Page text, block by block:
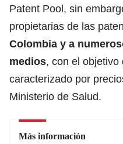
Patent Pool, sin
propietarias de las
Colombia y a
medios, con el objetivo
caracterizado por
Ministerio de Salud.
Más información